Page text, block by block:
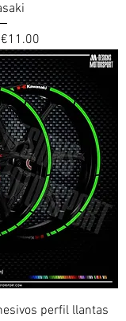
Price
Sale Price
€11.00
perfil llantas